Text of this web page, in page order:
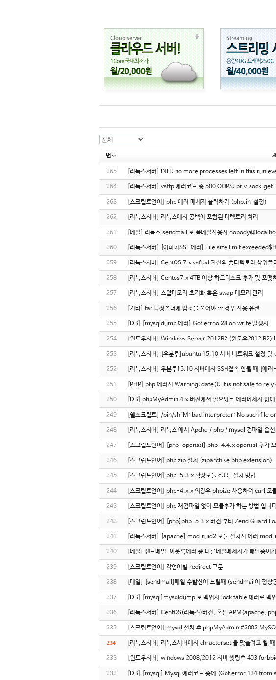
번호
265 리눅스서버 INIT: no more processes left in this runlevel
264 리눅스서버 vsftp 에러코드 중 500 OOPS:
263 스크립트언어 php 에러 메세지 출력하기 (php.ini 설정)
262 리눅스서버 리눅스에서 공백이 포함된 디렉토리 처리
261 메일 리눅스 sendmail 로 폼메일사용시
260 리눅스서버 [아파치SSL 에러] File size limit
259 리눅스서버 CentOS 7.x vsftpd 자신의 홈디렉토리 상위폴
258 리눅스서버 Centos7.x 4TB 이상 하드디스크 추가 및 포맷
257 리눅스서버 스왑메모리 초기화 혹은 swap 메모리 관리
256 기타 tar 특정폴더에 압축을 풀어야 할 경우 사용 옵션
255 DB [mysqldump 에러] Got errno 28 on write 발생시
254 윈도우서버 Windows Server 2012R2 (윈도우2012 R2)
253 리눅스서버 [우분투]ubuntu 15.10 서버 네트워크 설정 및
252 리눅스서버 우분투15.10 서버에서 SSH접속 안될 때 [에
251 PHP php 에러시 Warning: date(): It is not safe to
250 DB phpMyAdmin 4.x 버전에서 필요없는 에러메세지 없애
249 쉘스크립트 /bin/sh^M: bad interpreter: No such file or
248 리눅스서버 리눅스 에서 Apche / php / mysql 컴파일 옵션
247 스크립트언어 [php-openssl] php-4.4.x openssl 추가 모
246 스크립트언어 php zip 설치 (ziparchive php extension)
245 스크립트언어 php-5.3.x 확장모듈 cURL 설치 방법
244 스크립트언어 php-4.x.x 의경우 phpize 사용하여 curl 모
243 스크립트언어 php 재컴파일 없이 모듈추가 하는 방법 입니
242 스크립트언어 [php]php-5.3.x 버전 부터 Zend Guard
241 리눅스서버 [apache] mod_ruid2 모듈 설치시 에러
240 메일 센드메일-아웃룩에러 중 다른메일메세지가 배달중이
239 스크립트언어 각언어별 redirect 구문
238 메일 [sendmail]메일 수발신이 느릴때 (sendmail이 정상
237 DB [mysql]mysqldump 로 백업시 lock table 에러로 백
236 리눅스서버 CentOS(리눅스)버전, 혹은 APM(apache,
235 스크립트언어 mysql 설치 후 phpMyAdmin #2002
234 리눅스서버 리눅스서버에서 chracterset 을 맞출려고 할 때
233 윈도우서버 windows 2008/2012 서버 셋팅후 403
232 DB [mysql] Mysql 에러코드 중에 (Got error 134 from